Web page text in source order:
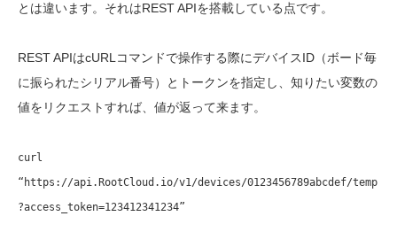
とは違います。それはREST APIを搭載している点です。
REST APIはcURLコマンドで操作する際にデバイスID（ボード毎
に振られたシリアル番号）とトークンを指定し、知りたい変数の
値をリクエストすれば、値が返って来ます。
curl
“https://api.RootCloud.io/v1/devices/0123456789abcdef/temp
?access_token=123412341234”